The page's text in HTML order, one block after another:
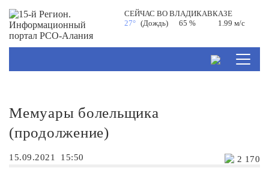
СЕЙЧАС ВОВЛАДИКАВКАЗЕ
27° (Дождь) 65 % 1.99 м/с
Мемуары болельщика
(продолжение)
15.09.2021 15:50 2 170